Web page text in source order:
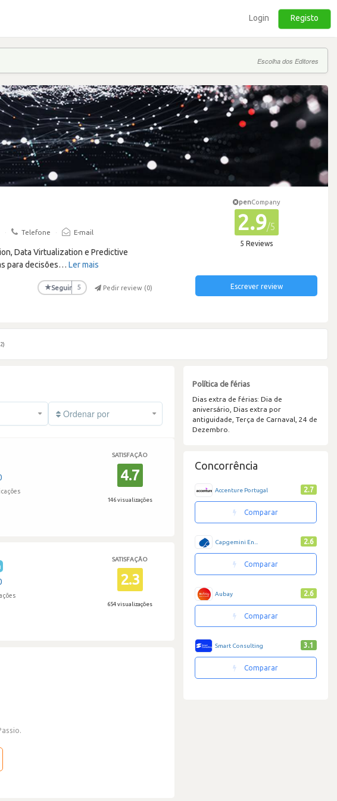
Login Registo
Escolha dos Editores
· Telefone · E-mail
Data Virtualization e Predictive
para decisões… Ler mais
★Seguir 5 Pedir review (0)
penCompany
2.9/5
5 Reviews
Escrever review
Ordenar por
SATISFAÇÃO
4.7
146 visualizações
SATISFAÇÃO
2.3
654 visualizações
Política de férias
Dias extra de férias: Dia de
aniversário, Dias extra por
antiguidade, Terça de Carnaval, 24 de
Dezembro.
Concorrência
Accenture Portugal 2.7
Comparar
Capgemini En... 2.6
Comparar
Aubay 2.6
Comparar
Smart Consulting 3.1
Comparar